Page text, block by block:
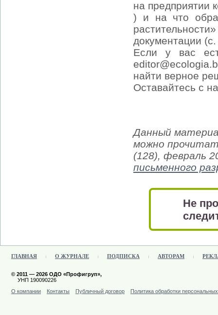
на предприятии
) и на что
документации
Если у вас
найти верное
Оставайтесь с
Данный
можно
(128), февраль
письменного
Не
ГЛАВНАЯ О ЖУРНАЛЕ ПОДПИСКА АВТОРАМ
© 2011 — 2026 ОДО «Профигруп»,
УНП 190090226
О компании
Контакты Публичный договор Политика обработки